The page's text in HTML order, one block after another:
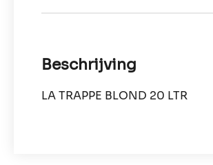
Beschrijving
LA TRAPPE BLOND 20 LTR